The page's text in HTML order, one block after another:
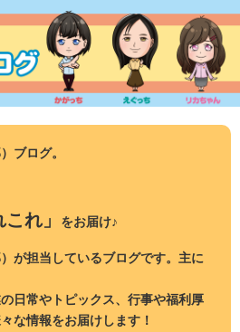
ブログ。
れ」 をお届け♪
が担当しているブログです。主に
日常やトピックス、行事や福利厚
な情報をお届けします！